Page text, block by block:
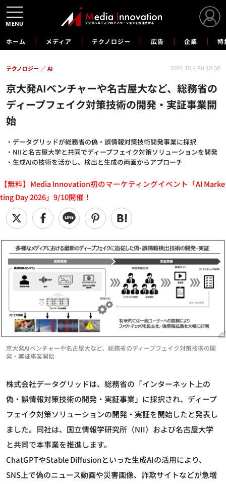
ホーム メディア テクノロジー 広告 企業 特
京大発AIベンチャーや名古屋大など、総務省の
ディープフェイク対策技術の開発・実証事業開
始
・データグリッドが総務省の偽・誤情報対策技術開発事業に採択
・NIIと名古屋大学と共同でディープフェイク対策ソリューションを開発
・生成AIの技術を活かし、検出と生成の両面からアプローチ
テクノロジー AI 2024.10.4 Fri 10:30
【無料】Media Innovation初のマーケティングイベント「AI Marke
ting Day 2026」9/10開催！
京大発AIベンチャーや名古屋大など、総務省のディープフェイク対策技術の開
発・実証事業開始
株式会社データグリッドは、総務省の「インターネット上の
偽・誤情報対策技術の開発・実証事業」に採択され、ディープ
フェイク対策ソリューションの開発・実証を開始したと発表し
ました。同社は、国立情報学研究所（NII）および名古屋大学
と共同で本事業を推進します。
ChatGPTやStable Diffusionといった生成AIの活用により、
SNS上で偽のニュース動画や災害画像、詐欺サイトなどが急増
MENU